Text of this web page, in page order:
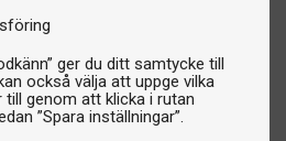
ger du ditt samtycke till
också välja att uppge vilka
genom att klicka i rutan
”Spara inställningar”.